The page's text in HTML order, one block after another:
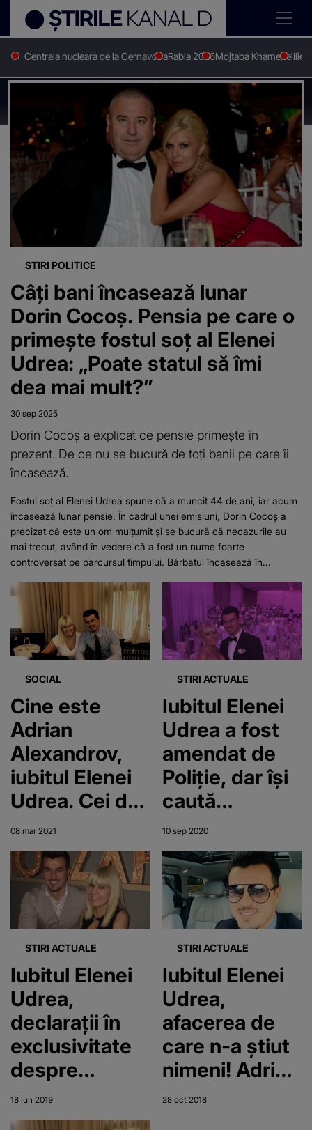
Centrala nucleara de la CernavodaRabla 2026Mojtaba KhameneiIlie
Stirile Kanal D Iubitul elenei udrea
Știri despre"Iubitul elenei udrea"
STIRI POLITICE
Câți bani încasează lunar
Dorin Cocoș. Pensia pe care o
primește fostul soț al Elenei
Udrea: „Poate statul să îmi
dea mai mult?”
30 sep 2025
Dorin Cocoș a explicat ce pensie primește în
prezent. De ce nu se bucură de toți banii pe care îi
încasează.
Fostul soț al Elenei Udrea spune că a muncit 44 de ani, iar acum
încasează lunar pensie. În cadrul unei emisiuni, Dorin Cocoș a
precizat că este un om mulțumit și se bucură că necazurile au
mai trecut, având în vedere că a fost un nume foarte
controversat pe parcursul timpului. Bărbatul încasează în...
SOCIAL
Cine este
Adrian
Alexandrov,
iubitul Elenei
Udrea. Cei doi
au împreuna
un copil
08 mar 2021
STIRI ACTUALE
Iubitul Elenei
Udrea a fost
amendat de
Poliție, dar își
caută
dreptatea în
instanță!
Adrian
Alexandrov va
afla verdictul
peste câteva
zile!
EXCLUSIV
10 sep 2020
STIRI ACTUALE
Iubitul Elenei
Udrea,
declaraţii în
exclusivitate
despre
familie, azi, la
Teo Show
18 iun 2019
STIRI ACTUALE
Iubitul Elenei
Udrea,
afacerea de
care n-a ştiut
nimeni! Adrian
Alexandrov,
28 oct 2018